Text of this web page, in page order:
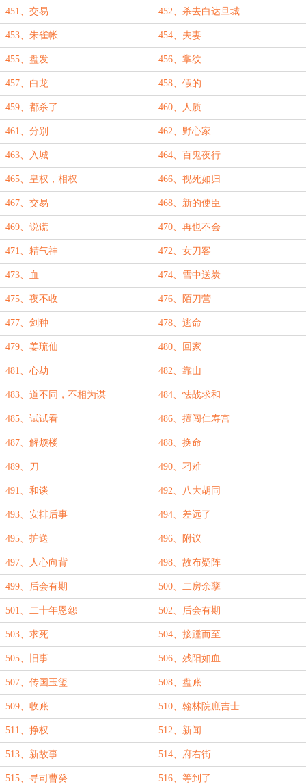
451、交易 452、杀去白达旦城
453、朱雀帐 454、夫妻
455、盘发 456、掌纹
457、白龙 458、假的
459、都杀了 460、人质
461、分别 462、野心家
463、入城 464、百鬼夜行
465、皇权，相权 466、视死如归
467、交易 468、新的使臣
469、说谎 470、再也不会
471、精气神 472、女刀客
473、血 474、雪中送炭
475、夜不收 476、陌刀营
477、剑种 478、逃命
479、姜琉仙 480、回家
481、心劫 482、靠山
483、道不同，不相为谋 484、怯战求和
485、试试看 486、擅闯仁寿宫
487、解烦楼 488、换命
489、刀 490、刁难
491、和谈 492、八大胡同
493、安排后事 494、差远了
495、护送 496、附议
497、人心向背 498、故布疑阵
499、后会有期 500、二房余孽
501、二十年恩怨 502、后会有期
503、求死 504、接踵而至
505、旧事 506、残阳如血
507、传国玉玺 508、盘账
509、收账 510、翰林院庶吉士
511、挣权 512、新闻
513、新故事 514、府右街
515、寻司曹癸 516、等到了